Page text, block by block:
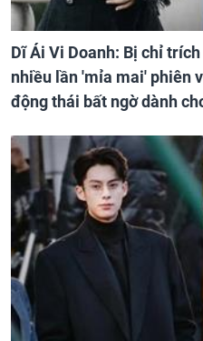
Dĩ Ái Vi Doanh: Bị chỉ
nhiều lần 'mỉa mai' phiên
động thái bất ngờ dành